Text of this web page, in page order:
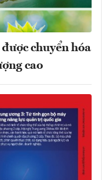
chuyển hóa
cao